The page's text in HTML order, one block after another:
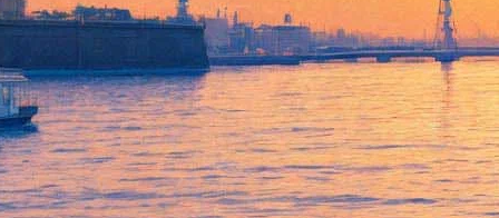
Государственный Русский музей не будет вести продажу
электронных билетов на выставку Ивана Айвазовского,
которая с 22 декабря откроется в Корпусе Бенуа. Как пояснили
«Фонтанке» в пресс-службе учреждения, сервис продажи
онлайн-билетов в музее в принципе был запущен только 23
сентября, и опыта продажи билетов на отдельные выставки у
них еще не было. Всего с момента запуска услуги опцией
покупки билетов на сайте воспользовались полторы тысячи
человек (по всем филиалам).